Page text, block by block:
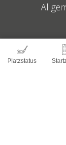
©
Platzstatus